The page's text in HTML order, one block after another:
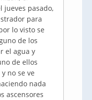
jueves pasado,
para
lo visto se
de los
el agua y
de ellos
no se ve
nada
ascensores